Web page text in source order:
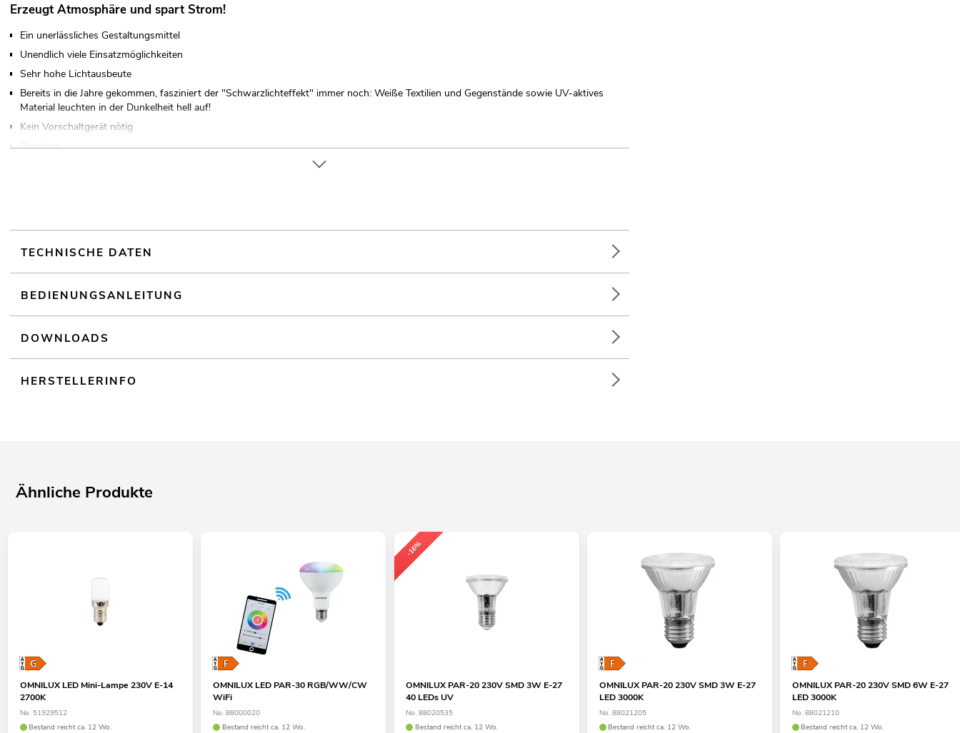
Erzeugt Atmosphäre und spart Strom!
Ein unerlässliches Gestaltungsmittel
Unendlich viele Einsatzmöglichkeiten
Sehr hohe Lichtausbeute
Bereits in die Jahre gekommen, fasziniert der "Schwarzlichteffekt" immer noch: Weiße Textilien und Gegenstände sowie UV-aktives
Material leuchten in der Dunkelheit hell auf!
Kein Vorschaltgerät nötig
Dimmbar
TECHNISCHE DATEN
BEDIENUNGSANLEITUNG
DOWNLOADS
HERSTELLERINFO
Ähnliche Produkte
OMNILUX LED Mini-Lampe 230V E-14
2700K
No. 51929512
Bestand reicht ca. 12 Wo.
OMNILUX LED PAR-30 RGB/WW/CW
WiFi
No. 88000020
Bestand reicht ca. 12 Wo.
-16%
OMNILUX PAR-20 230V SMD 3W E-27
40 LEDs UV
No. 88020535
Bestand reicht ca. 12 Wo.
OMNILUX PAR-20 230V SMD 3W E-27
LED 3000K
No. 88021205
Bestand reicht ca. 12 Wo.
OMNILUX PAR-20 230V SMD 6W E-27
LED 3000K
No. 88021210
Bestand reicht ca. 12 Wo.